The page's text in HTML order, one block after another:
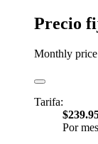
Precio
Monthly price
Tarifa:
Por mes